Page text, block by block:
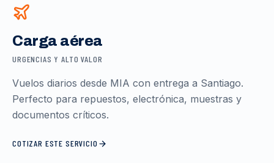
Carga aérea
URGENCIAS Y ALTO VALOR
Vuelos diarios desde MIA con entrega a Santiago.
Perfecto para repuestos, electrónica, muestras y
documentos críticos.
COTIZAR ESTE SERVICIO